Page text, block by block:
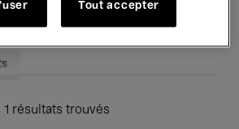
Visites guidées
1 résultats trouvés
Tout accepter